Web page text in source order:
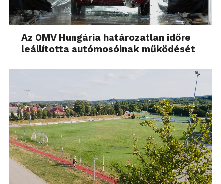
Az OMV Hungária határozatlan időre
leállította autómosóinak működését